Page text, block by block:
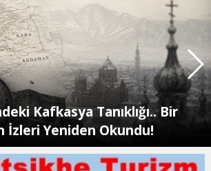
Kafkasya Tanıklığı.. Bir
İzleri Yeniden Okundu!